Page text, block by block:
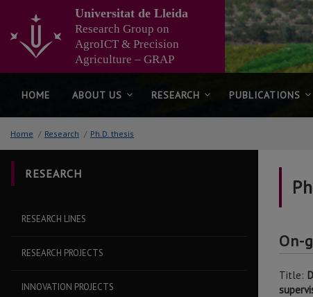
the
of
Universitat de Lleida
Research Group on
AgroICT & Precision
Agriculture – GRAP
HOME ABOUT US RESEARCH PUBLICATIONS
Home / Research / Ph.D. thesis
RESEARCH
RESEARCH LINES
RESEARCH PROJECTS
INNOVATION PROJECTS
On-
Title: